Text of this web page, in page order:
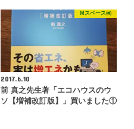
Mスペース㈱
2017.6.10
前 真之先生著「エコハウスのウ
ソ【増補改訂版】」買いました①